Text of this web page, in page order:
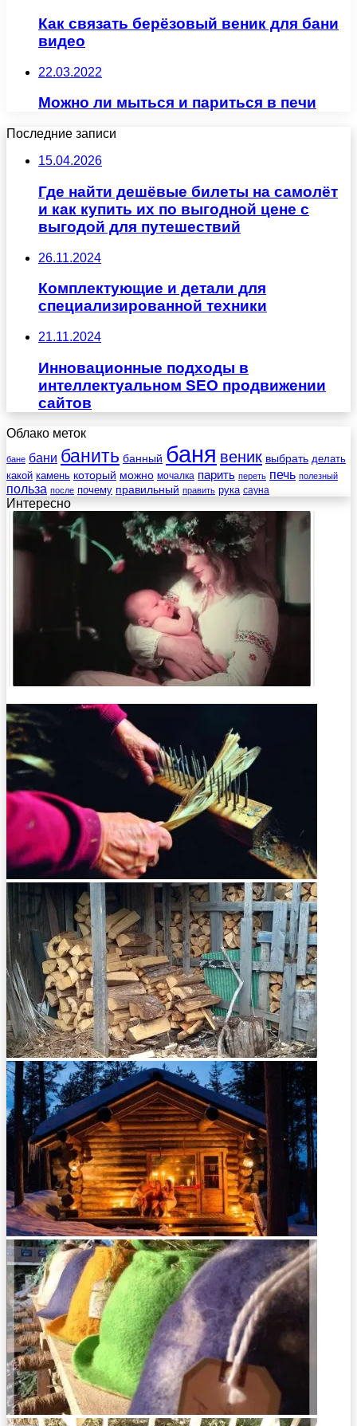
Как связать берёзовый веник для бани
видео
22.03.2022
Можно ли мыться и париться в печи
Последние записи
15.04.2026
Где найти дешёвые билеты на самолёт
и как купить их по выгодной цене с
выгодой для путешествий
26.11.2024
Комплектующие и детали для
специализированной техники
21.11.2024
Инновационные подходы в
интеллектуальном SEO продвижении
сайтов
Облако меток
бане бани банить банный баня веник выбрать делать
какой камень который можно мочалка парить переть печь полезный
польза после почему правильный править рука сауна
Интересно